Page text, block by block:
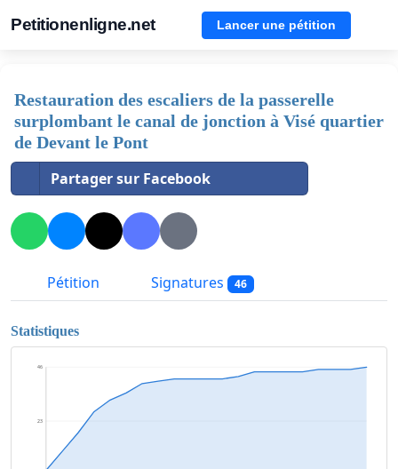
Petitionenligne.net Lancer une pétition
Restauration des escaliers de la passerelle
surplombant le canal de jonction à Visé quartier
de Devant le Pont
Partager sur Facebook
Pétition Signatures 46
Statistiques
23
46